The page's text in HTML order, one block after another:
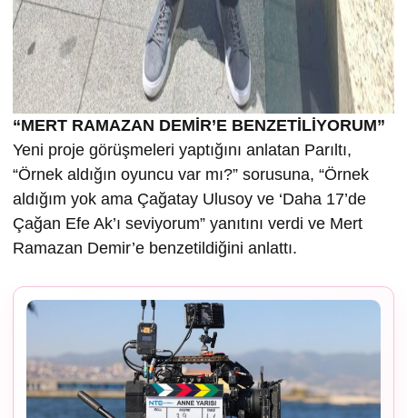
“MERT RAMAZAN DEMİR’E BENZETİLİYORUM”
Yeni proje görüşmeleri yaptığını anlatan Parıltı,
“Örnek aldığın oyuncu var mı?” sorusuna, “Örnek
aldığım yok ama Çağatay Ulusoy ve ‘Daha 17’de
Çağan Efe Ak’ı seviyorum” yanıtını verdi ve Mert
Ramazan Demir’e benzetildiğini anlattı.